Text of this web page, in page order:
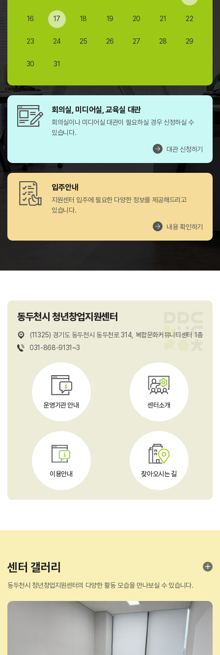
16 17 18 19 20 21 22
23 24 25 26 27 28 29
30 31
회의실, 미디어실, 교육실 대관
회의실이나 미디어실 대관이 필요하실 경우 신정하실 수
있습니다.
대관 신청하기
입주안내
지원센터 입주에 필요한 다양한 정보를 제공해드리고
있습니다.
내용 확인하기
동두천시 청년창업지원센터
(11325) 경기도 동두천시 동두천로 314, 복합문화커뮤니티센터 1층
031-868-9131~3
운영기관 안내 센터소개
이용안내 찾아오시는 길
센터 갤러리
동두천시 청년창업지원센터의 다양한 활동 모습을 만나보실 수 있습니다.